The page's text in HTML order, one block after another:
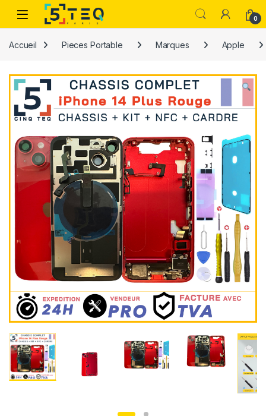
Passer à la navigation
Aller au contenu
0
Accueil Pieces Portable Marques Apple